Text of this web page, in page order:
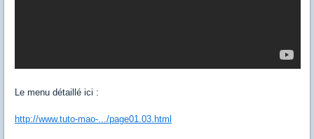
Le menu détaillé ici :
http://www.tuto-mao-.../page01.03.html